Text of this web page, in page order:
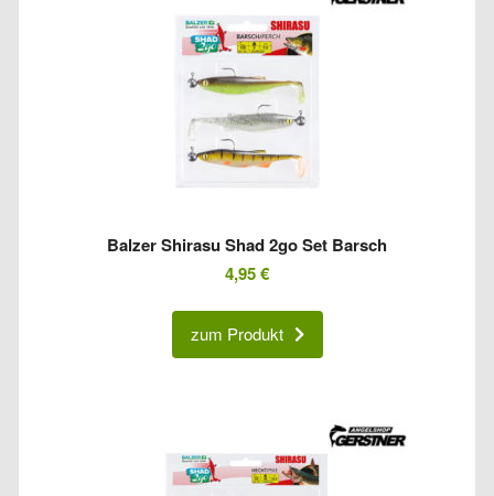
Balzer Shirasu Shad 2go Set Barsch
4,95€
zum Produkt